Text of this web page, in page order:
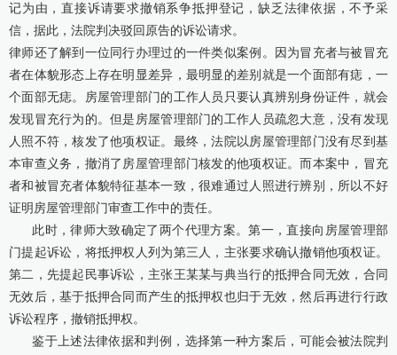
记为由，直接诉请要求撤销系争抵押登记，缺乏法律依据，不予采
信，据此，法院判决驳回原告的诉讼请求。
律师还了解到一位同行办理过的一件类似案例。因为冒充者与被冒充
者在体貌形态上存在明显差异，最明显的差别就是一个面部有痣，一
个面部无痣。房屋管理部门的工作人员只要认真辨别身份证件，就会
发现冒充行为的。但是房屋管理部门的工作人员疏忽大意，没有发现
人照不符，核发了他项权证。最终，法院以房屋管理部门没有尽到基
本审查义务，撤消了房屋管理部门核发的他项权证。而本案中，冒充
者和被冒充者体貌特征基本一致，很难通过人照进行辨别，所以不好
证明房屋管理部门审查工作中的责任。
此时，律师大致确定了两个代理方案。第一，直接向房屋管理部
门提起诉讼，将抵押权人列为第三人，主张要求确认撤销他项权证。
第二，先提起民事诉讼，主张王某某与典当行的抵押合同无效，合同
无效后，基于抵押合同而产生的抵押权也归于无效，然后再进行行政
诉讼程序，撤销抵押权。
鉴于上述法律依据和判例，选择第一种方案后，可能会被法院判